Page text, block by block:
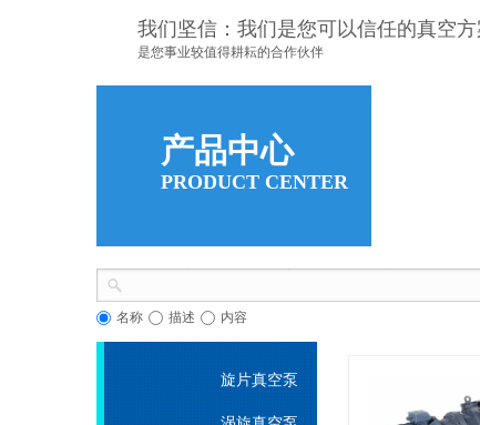
我们坚信：我们是您可以信任的真空
是您事业较值得耕耘的合作伙伴
PRODUCT CENTER
产品中心
名称 描述 内容
旋片真空泵